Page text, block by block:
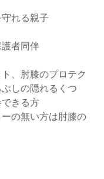
れる親子
者同伴
、肘膝のプロテク
しの隠れるくつ
できる方
ーの無い方は肘膝の